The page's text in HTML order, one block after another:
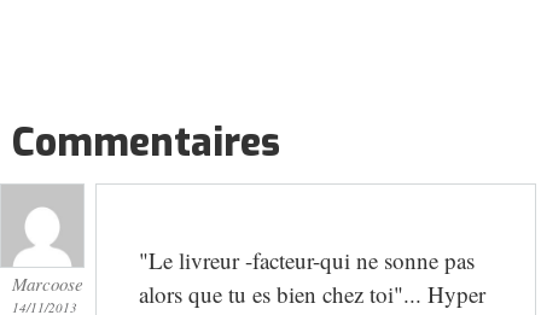
Commentaires
Marcoose
14/11/2013
"Le livreur -facteur-qui ne sonne pas
alors que tu es bien chez toi"... Hyper